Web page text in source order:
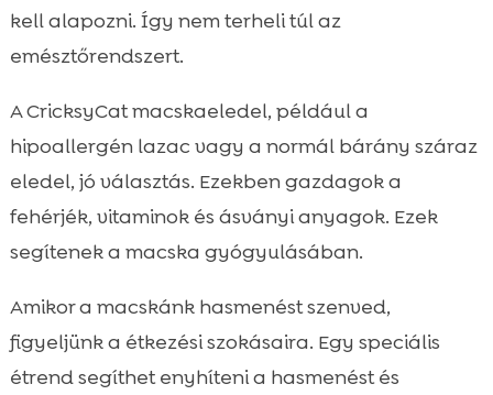
kell alapozni. Így nem terheli túl az
emésztőrendszert.
A CricksyCat macskaeledel, például a
hipoallergén lazac vagy a normál bárány száraz
eledel, jó választás. Ezekben gazdagok a
fehérjék, vitaminok és ásványi anyagok. Ezek
segítenek a macska gyógyulásában.
Amikor a macskánk hasmenést szenved,
figyeljünk a étkezési szokásaira. Egy speciális
étrend segíthet enyhíteni a hasmenést és